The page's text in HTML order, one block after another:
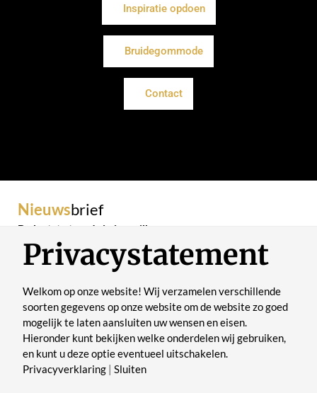
Inspiratie opdoen
Bruidegommode
Contact
Nieuwsbrief
De laatste trends in je mailbox
Verstuur
Privacystatement
Welkom op onze website! Wij verzamelen verschillende
soorten gegevens op onze website om de website zo goed
mogelijk te laten aansluiten uw wensen en eisen.
Hieronder kunt bekijken welke onderdelen wij gebruiken,
en kunt u deze optie eventueel uitschakelen.
Privacyverklaring
Sluiten